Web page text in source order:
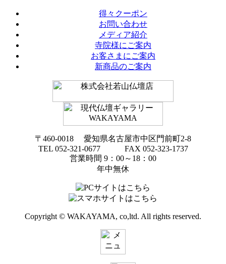
得々クーポン
お問い合わせ
メディア紹介
寺院様にご案内
お客さまにご案内
新商品のご案内
〒460-0018 愛知県名古屋市中区門前町2-8
TEL 052-321-0677 FAX 052-323-1737
営業時間 9：00～18：00
年中無休
Copyright © WAKAYAMA, co,ltd. All rights reserved.